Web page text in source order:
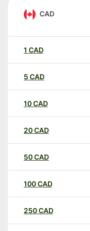
CAD
1 CAD
5 CAD
10CAD
20CAD
50CAD
100CAD
250CAD